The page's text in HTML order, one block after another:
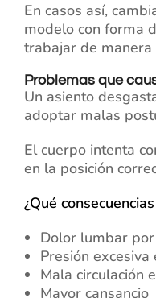
En casos así,
modelo con forma
trabajar de manera
Problemas que
Un asiento
adoptar malas
El cuerpo intenta
en la posición
¿Qué
Dolor lumbar
Presión
Mala circulación
Mayor cansancio